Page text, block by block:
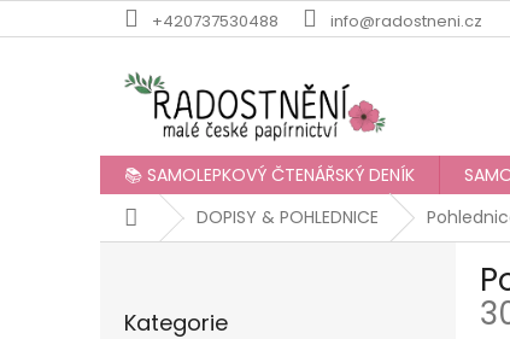
na
+420737530488 info@radostneni.cz
📚 SAMOLEPKOVÝ ČTENÁŘSKÝ DENÍK
DomůDOPISY & POHLEDNICE
kategorie
Kategorie